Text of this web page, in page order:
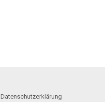
Datenschutzerklärung